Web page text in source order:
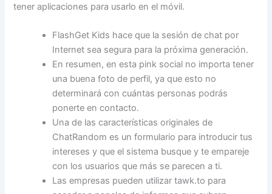
tener aplicaciones para usarlo en el móvil.
FlashGet Kids hace que la sesión de chat por
Internet sea segura para la próxima generación.
En resumen, en esta pink social no importa tener
una buena foto de perfil, ya que esto no
determinará con cuántas personas podrás
ponerte en contacto.
Una de las características originales de
ChatRandom es un formulario para introducir tus
intereses y que el sistema busque y te empareje
con los usuarios que más se parecen a ti.
Las empresas pueden utilizar tawk.to para